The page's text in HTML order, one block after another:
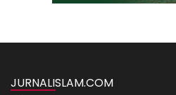
JURNALISLAM.COM